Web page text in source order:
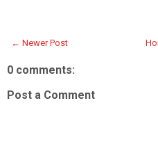
← Newer Post
0 comments:
Post a Comment